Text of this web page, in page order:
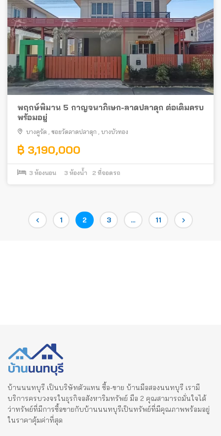
พฤกษ์พิมาน 5 กาญจนาภิเษก-ลาดปลาดุก ต่อเติมครบ
พร้อมอยู่
บางคูรัด , ซอยวัดลาดปลาดุก , บางบัวทอง
฿ 3,190,000
3 ห้องนอน 3 ห้องน้ำ 2 ที่จอดรถ
Posts
Page
1 Page
2 Page
3 … Page
11
บ้านนนทบุรี เป็นบริษัทตัวแทน ซื้อ-ขาย บ้านมือสองนนทบุรี เรามี
บริการครบวงจรในธุรกิจอสังหาริมทรัพย์ มือ 2 คุณสามารถมั่นใจได้
ว่าทรัพย์ที่มีการซื้อขายกับบ้านนนทบุรีเป็นทรัพย์ที่มีคุณภาพพร้อมอยู่
ในราคาคุ้มค่าที่สุด